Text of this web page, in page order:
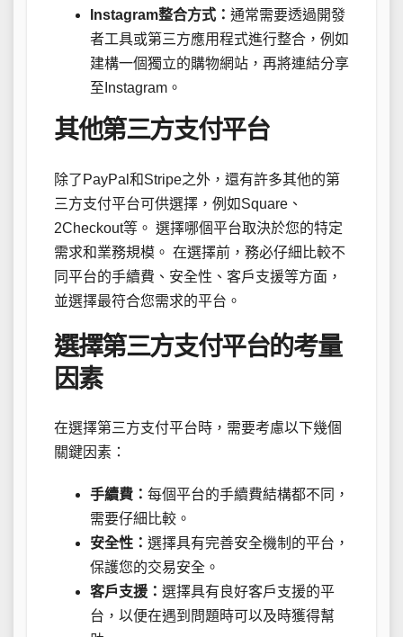
Instagram整合方式： 通常需要透過開發
者工具或第三方應用程式進行整合，例如
建構一個獨立的購物網站，再將連結分享
至Instagram。
其他第三方支付平台
除了PayPal和Stripe之外，還有許多其他的第
三方支付平台可供選擇，例如Square、
2Checkout等。 選擇哪個平台取決於您的特定
需求和業務規模。 在選擇前，務必仔細比較不
同平台的手續費、安全性、客戶支援等方面，
並選擇最符合您需求的平台。
選擇第三方支付平台的考量
因素
在選擇第三方支付平台時，需要考慮以下幾個
關鍵因素：
手續費： 每個平台的手續費結構都不同，
需要仔細比較。
安全性： 選擇具有完善安全機制的平台，
保護您的交易安全。
客戶支援： 選擇具有良好客戶支援的平
台，以便在遇到問題時可以及時獲得幫